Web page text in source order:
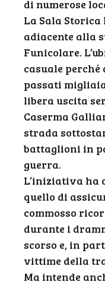
di numerose
La Sala Storica
adiacente alla
Funicolare.
casuale perché
passati
libera uscita
Caserma
strada
battaglioni in
guerra.
L’iniziativa ha
quello di
commosso
durante i
scorso e, in
vittime della
Ma intende